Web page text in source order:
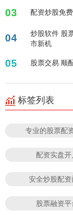
03 配资炒股免
04
炒股软件 股
市新机
05 股票交易 顺
标签列表
专业的股票配
配资实盘开
安全炒股配资
股票融资平